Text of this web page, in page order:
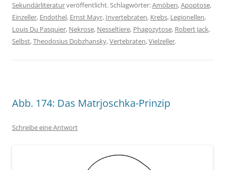
Sekundärliteraturveröffentlicht. Schlagwörter:Amöben,Apoptose,
Einzeller, Endothel, Ernst Mayr, Invertebraten, Krebs, Legionellen,
Louis Du Pasquier, Nekrose, Nesseltiere, Phagozytose, Robert Jack,
Selbst,Theodosius Dobzhansky,Vertebraten,Vielzeller.
Abb. 174: Das Matrjoschka-Prinzip
Schreibe eine Antwort